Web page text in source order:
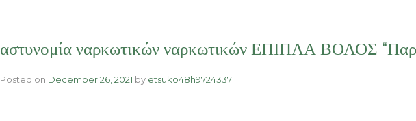
τρόικα
αστυνομία ναρκωτικών ναρκωτικών ΕΠΙΠΛΑ ΒΟΛΟΣ
Posted on December 26, 2021 by etsuko48h9724337